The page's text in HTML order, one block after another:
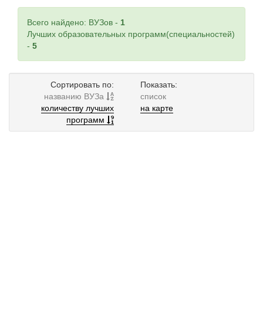
Всего найдено: ВУЗов - 1
Лучших образовательных программ(специальностей)
- 5
Сортировать по:
названию ВУЗа
количеству лучших
программ
Показать:
список
на карте